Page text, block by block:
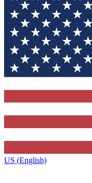
US (English)